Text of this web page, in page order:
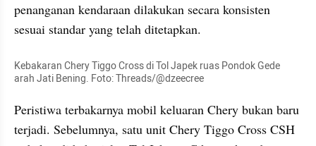
penanganan kendaraan dilakukan secara konsisten
sesuai standar yang telah ditetapkan.
Kebakaran Chery Tiggo Cross di Tol Japek ruas Pondok Gede
arah Jati Bening. Foto: Threads/@dzeecree
Peristiwa terbakarnya mobil keluaran Chery bukan baru
terjadi. Sebelumnya, satu unit Chery Tiggo Cross CSH